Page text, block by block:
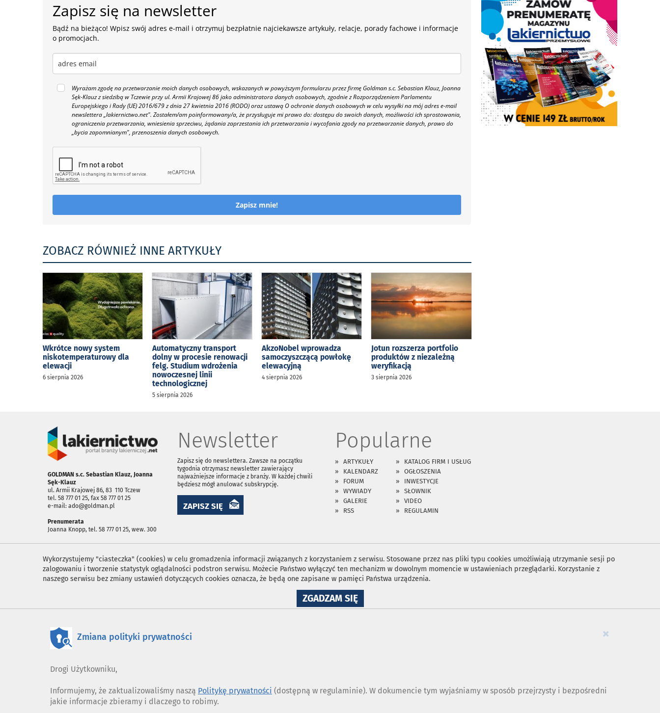
Zapisz się na newsletter
Bądź na bieżąco! Wpisz swój adres e-mail i otrzymuj bezpłatnie najciekawsze artykuły, relacje, porady fachowe i informacje
o promocjach.
Wyrażam zgodę na przetwarzanie moich danych osobowych, wskazanych w powyższym formularzu przez firmę Goldman s.c. Sebastian Klauz, Joanna
Sęk-Klauz z siedzibą w Tczewie przy ul. Armii Krajowej 86 jako administratora danych osobowych, zgodnie z Rozporządzeniem Parlamentu
Europejskiego i Rady (UE) 2016/679 z dnia 27 kwietnia 2016 (RODO) oraz ustawą O ochronie danych osobowych w celu wysyłki na mój adres e-mail
newslettera „lakiernictwo.net". Zostałem/am poinformowany/a, że przysługuje mi prawo do: dostępu do swoich danych, możliwości ich sprostowania,
ograniczenia przetwarzania, wniesienia sprzeciwu, żądania zaprzestania ich przetwarzania i wycofania zgody na przetwarzanie danych, prawo do
„bycia zapomnianym", przenoszenia danych osobowych.
Zapisz mnie!
ZOBACZ RÓWNIEŻ INNE ARTYKUŁY
Wkrótce nowy system
niskotemperaturowy dla
elewacji
6 sierpnia 2026
Automatyczny transport
dolny w procesie renowacji
felg. Studium wdrożenia
nowoczesnej linii
technologicznej
5 sierpnia 2026
AkzoNobel wprowadza
samoczyszczącą powłokę
elewacyjną
4 sierpnia 2026
Jotun rozszerza portfolio
produktów z niezależną
weryfikacją
3 sierpnia 2026
GOLDMAN s.c. Sebastian Klauz, Joanna
Sęk-Klauz
ul. Armii Krajowej 86, 83 ­ 110 Tczew
tel. 58 777 01 25, fax 58 777 01 25
e-mail: ado@goldman.pl
Prenumerata
Joanna Knopp, tel. 58 777 01 25, wew. 300
Newsletter
Zapisz się do newslettera. Zawsze na początku
tygodnia otrzymasz newsletter zawierający
najważniejsze informacje z branży. W każdej chwili
będziesz mógł anulować subskrypcję.
ZAPISZ SIĘ
Popularne
ARTYKUŁY
KATALOG FIRM I USŁUG
KALENDARZ
OGŁOSZENIA
FORUM
INWESTYCJE
WYWIADY
SŁOWNIK
GALERIE
VIDEO
RSS
REGULAMIN
Wykorzystujemy "ciasteczka" (cookies) w celu gromadzenia informacji związanych z korzystaniem z serwisu. Stosowane przez nas pliki typu cookies umożliwiają utrzymanie sesji po
zalogowaniu i tworzenie statystyk oglądalności podstron serwisu. Możecie Państwo wyłączyć ten mechanizm w dowolnym momencie w ustawieniach przeglądarki. Korzystanie z
naszego serwisu bez zmiany ustawień dotyczących cookies oznacza, że będą one zapisane w pamięci Państwa urządzenia.
ZGADZAM SIĘNA
WYKORZYSTANIE
×
Zmiana polityki prywatności
Drogi Użytkowniku,
Informujemy, że zaktualizowaliśmy naszą Politykę prywatności (dostępną w regulaminie). W dokumencie tym wyjaśniamy w sposób przejrzysty i bezpośredni
jakie informacje zbieramy i dlaczego to robimy.